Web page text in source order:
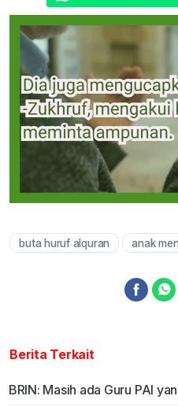
buta huruf alquran anak
Berita Terkait
BRIN: Masih ada Guru PAI